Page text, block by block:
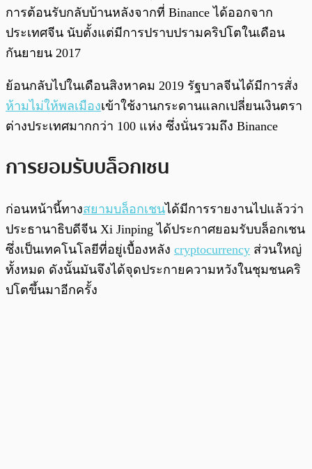
การต้อนรับกลับบ้านหลังจากที่ Binance ได้ออกจาก
ประเทศจีน นับตั้งแต่มีการปราบปรามคริปโตในเดือน
กันยายน 2017
ย้อนกลับไปในเดือนสิงหาคม 2019 รัฐบาลจีนได้มีการสั่ง
ห้ามไม่ให้พลเมืองเข้าใช้งานกระดานแลกเปลี่ยนเงินตรา
ต่างประเทศมากกว่า 100 แห่ง ซึ่งนั่นรวมถึง Binance
การยอมรับบล็อกเชน
ก่อนหน้านี้ทางสยามบล็อกเชนได้มีการรายงานไปแล้วว่า
ประธานาธิบดีจีน Xi Jinping ได้ประกาศยอมรับบล็อกเชน
ซึ่งเป็นเทคโนโลยีที่อยู่เบื้องหลัง cryptocurrency ส่วนใหญ่
ทั้งหมด ดังนั้นมันจึงได้จุดประกายความหวังในชุมชนคริ
ปโตขึ้นมาอีกครั้ง